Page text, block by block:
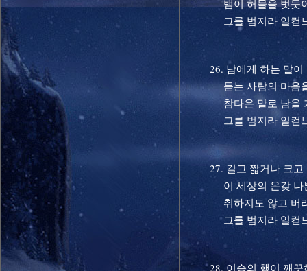
뱀이 허물을 벗듯이
그를 범지라 일컫
26. 남에게 하는 말이
듣는 사람의 마음을
참다운 말로 남을
그를 범지라 일컫
27. 길고 짧거나 크고
이 세상의 온갖 나
취하지도 않고 버
그를 범지라 일컫
28. 이승의 행이 깨끗